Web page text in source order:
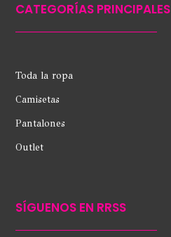
CATEGORÍAS PRINCIPALES
Toda la ropa
Camisetas
Pantalones
Outlet
SÍGUENOS EN RRSS